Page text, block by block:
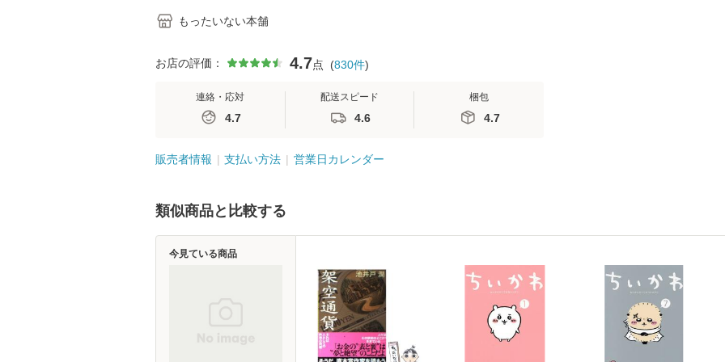
もったいない本舗
お店の評価： 4.7点 (830件)
連絡・応対
4.7
配送スピード
4.6
梱包
4.7
販売者情報 支払い方法 営業日カレンダー
類似商品と比較する
今見ている商品